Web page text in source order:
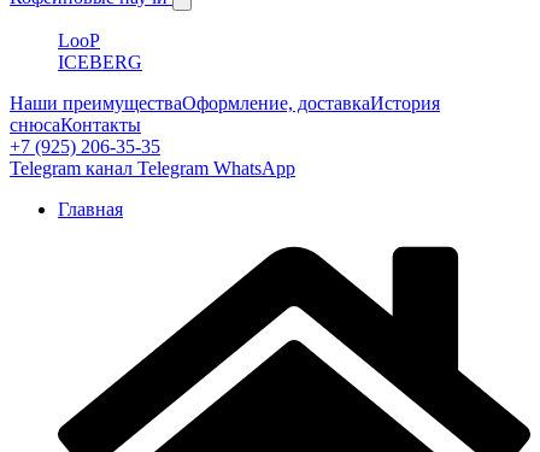
LooP
ICEBERG
Наши преимуществаОформление, доставкаИстория
снюсаКонтакты
+7 (925) 206-35-35
Telegram канал Telegram WhatsApp
Главная